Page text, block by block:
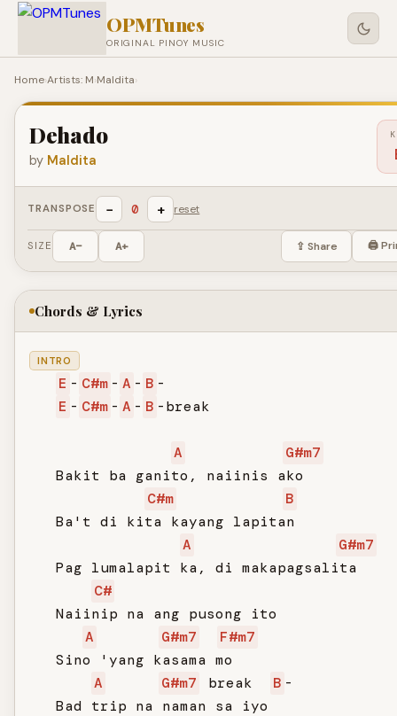
OPMTunes
ORIGINAL PINOY MUSIC
Home›Artists: M›Maldita›
Dehado
by Maldita
TRANSPOSE − 0 + reset
SIZE A− A+ ⇪ Share 🖨
Chords & Lyrics
INTRO
E - C#m - A - B -
E - C#m - A - B -break
A
G#m7
   Bakit ba ganito, naiinis ako
C#m
B
   Ba't di kita kayang lapitan
A
G#m7
   Pag lumalapit ka, di makapagsalita
C#
   Naiinip na ang pusong ito
A
G#m7
F#m7
   Sino 'yang kasama mo
A
G#m7 break B -
   Bad trip na naman sa iyo